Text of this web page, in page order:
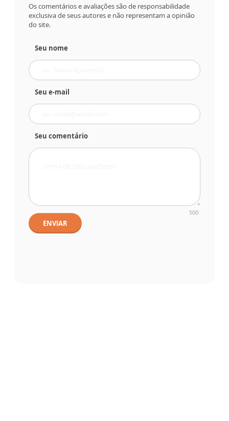
Os comentários e avaliações são de responsabilidade
exclusiva de seus autores e não representam a opinião
do site.
Seu nome
Seu e-mail
Seu comentário
500
ENVIAR